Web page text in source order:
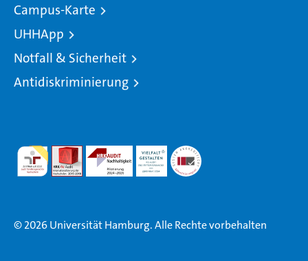
Campus-Karte
UHHApp
Notfall & Sicherheit
Antidiskriminierung
© 2026 Universität Hamburg. Alle Rechte vorbehalten